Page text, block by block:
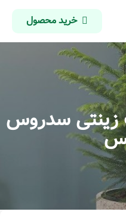
خرید محصول
سدروس